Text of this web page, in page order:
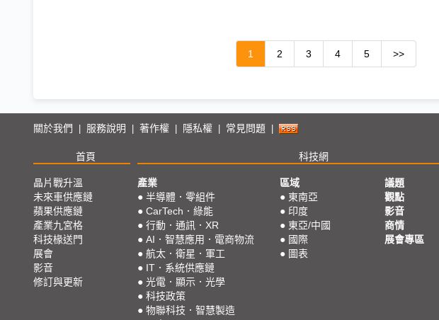
1 2 3 4 5 >>
關於我們 服務說明 著作權 隱私權 常見問題
首頁 科技網
晶片戰升溫
未來車供應鏈
蘋果供應鏈
產業九宮格
科技椽送門
展會
影音
修訂與更新
產業
● 半導體．零組件
● CarTech．綠能
● 行動．通訊．XR
● AI．智慧應用．電商物流
● 航太．衛星．軍工
● IT．系統供應鏈
● 光電．顯示．光學
● 科技政策
● 物聯科技．智慧製造
區域
● 東南亞
● 印度
● 東亞/中國
● 國際
● 圖表
議題
觀點
影音
商情
展會專區